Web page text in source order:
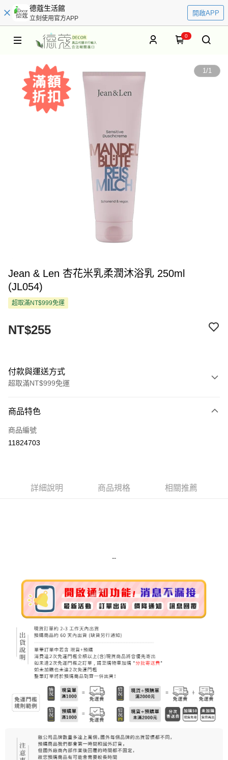
德蔻生活館
立刻使用官方APP
開啟APP
0
1/1
Jean & Len 杏花米乳柔潤沐浴乳 250ml
(JL054)
超取滿NT$999免運
NT$255
付款與運送方式
超取滿NT$999免運
信用卡一次付款
超商取貨付款
街口支付
全家取貨付款
每筆NT$80，滿NT$999(含以上)免運費
每筆NT$80，滿NT$999(含以上)免運費
7-11取貨付款
每筆NT$80，滿NT$999(含以上)免運費
7-11純取貨 (先付款
每筆NT$80，滿NT$999(含以上)免運費
每筆NT$100，滿NT$999(含以上)免運費
離島宅配（澎湖、金門、馬祖、小琉球）
商品特色
商品編號
11824703
詳細說明 商品規格 相關推薦
--